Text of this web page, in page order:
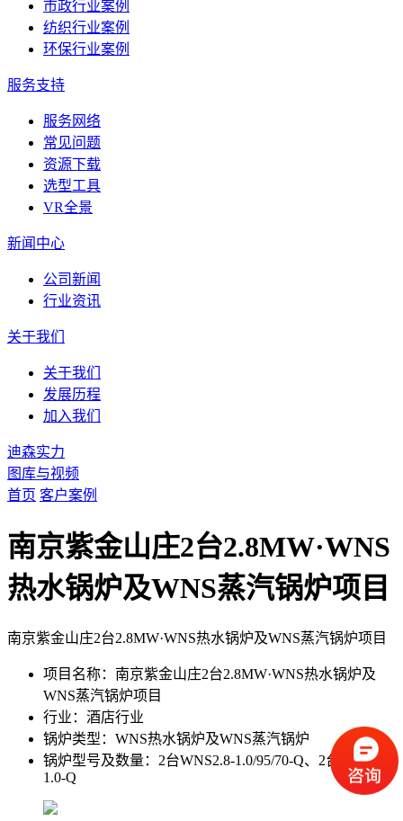
市政行业案例
纺织行业案例
环保行业案例
服务支持
服务网络
常见问题
资源下载
选型工具
VR全景
新闻中心
公司新闻
行业资讯
关于我们
关于我们
发展历程
加入我们
迪森实力
图库与视频
首页 客户案例
南京紫金山庄2台2.8MW·WNS
热水锅炉及WNS蒸汽锅炉项目
南京紫金山庄2台2.8MW·WNS热水锅炉及WNS蒸汽锅炉项目
项目名称：南京紫金山庄2台2.8MW·WNS热水锅炉及
WNS蒸汽锅炉项目
行业：酒店行业
锅炉类型：WNS热水锅炉及WNS蒸汽锅炉
锅炉型号及数量：2台WNS2.8-1.0/95/70-Q、2台WNS0.5-
1.0-Q